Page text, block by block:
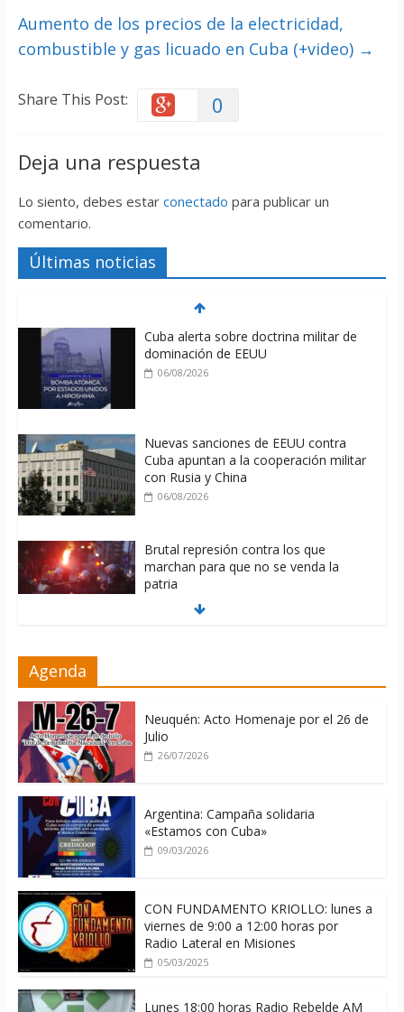
Aumento de los precios de la electricidad,
combustible y gas licuado en Cuba (+video) →
Share This Post: 0
Deja una respuesta
Lo siento, debes estar conectado para publicar un
comentario.
Últimas noticias
Cuba alerta sobre doctrina militar de
dominación de EEUU
06/08/2026
Nuevas sanciones de EEUU contra
Cuba apuntan a la cooperación militar
con Rusia y China
06/08/2026
Brutal represión contra los que
marchan para que no se venda la
patria
06/08/2026
06/08/2026
Agenda
Neuquén: Acto Homenaje por el 26 de
Julio
26/07/2026
Argentina: Campaña solidaria
«Estamos con Cuba»
09/03/2026
CON FUNDAMENTO KRIOLLO: lunes a
viernes de 9:00 a 12:00 horas por
Radio Lateral en Misiones
05/03/2025
Lunes 18:00 horas Radio Rebelde AM